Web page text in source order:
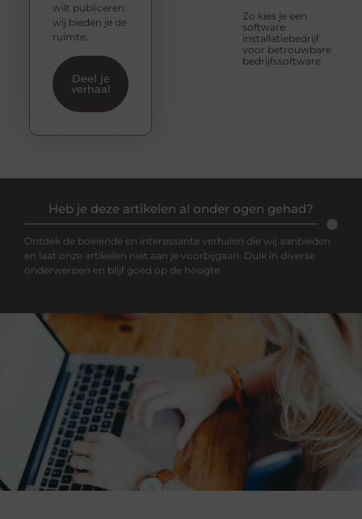
Zo kies je een
software
installatiebedrijf
voor betrouwbare
bedrijfssoftware
wilt publiceren:
wij bieden je de
ruimte.
Deel je
verhaal
Heb je deze artikelen al onder ogen gehad?
Ontdek de boeiende en interessante verhalen die wij aanbieden
en laat onze artikelen niet aan je voorbijgaan. Duik in diverse
onderwerpen en blijf goed op de hoogte.